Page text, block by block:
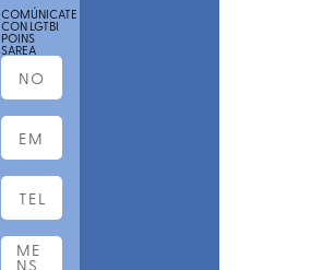
COMÚNICATE
CON LGTBI
POINS
SAREA